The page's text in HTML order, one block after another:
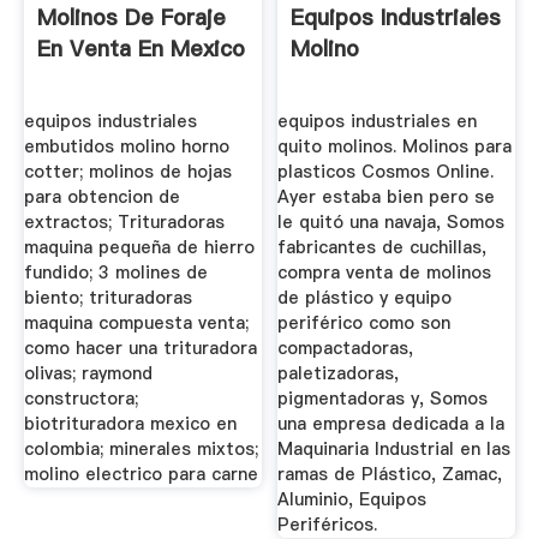
Molinos De Foraje
En Venta En Mexico
equipos industriales
embutidos molino horno
cotter; molinos de hojas
para obtencion de
extractos; Trituradoras
maquina pequeña de hierro
fundido; 3 molines de
biento; trituradoras
maquina compuesta venta;
como hacer una trituradora
olivas; raymond
constructora;
biotrituradora mexico en
colombia; minerales mixtos;
molino electrico para carne
Equipos Industriales
Molino
equipos industriales en
quito molinos. Molinos para
plasticos Cosmos Online.
Ayer estaba bien pero se
le quitó una navaja, Somos
fabricantes de cuchillas,
compra venta de molinos
de plástico y equipo
periférico como son
compactadoras,
paletizadoras,
pigmentadoras y, Somos
una empresa dedicada a la
Maquinaria Industrial en las
ramas de Plástico, Zamac,
Aluminio, Equipos
Periféricos.